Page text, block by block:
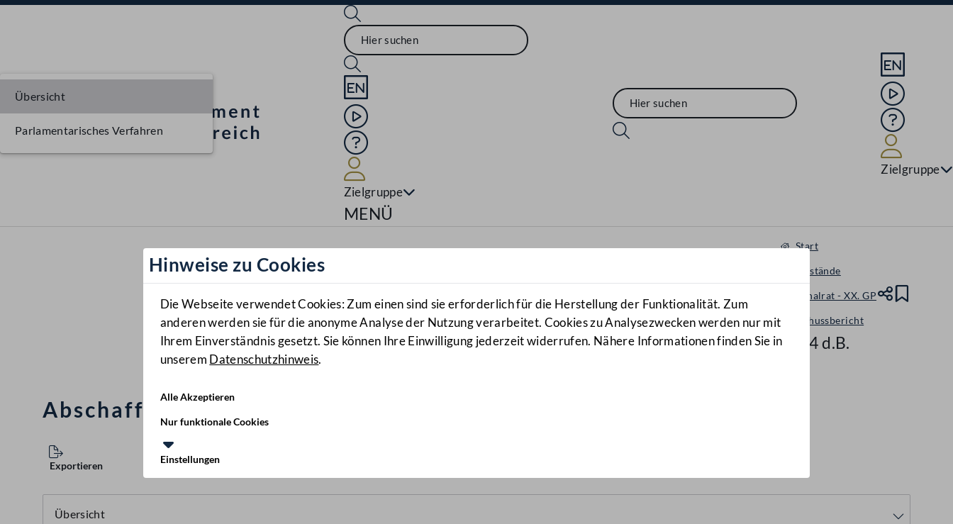
Sprache English
Mediathek
Hilfe
Zielgruppe
Navigationsmenü öffnen
MENÜ
Sprache
Mediathek
Hilfe
Zielgruppe
Hinweise zu Cookies
Die Webseite verwendet Cookies: Zum einen sind sie erforderlich für die Herstellung der Funktionalität. Zum
anderen werden sie für die anonyme Analyse der Nutzung verarbeitet. Cookies zu Analysezwecken werden nur mit
Ihrem Einverständnis gesetzt. Sie können Ihre Einwilligung jederzeit widerrufen. Nähere Informationen finden Sie in
unserem Datenschutzhinweis.
Alle Akzeptieren
Nur funktionale Cookies
Einstellungen
Start
Gegenstände
Nationalrat - XX. GP
Ausschussbericht
1874 d.B.
Abschaffung der 13. USt-Vorauszahlung
Exportieren
Übersicht
Parlamentarisches Verfahren